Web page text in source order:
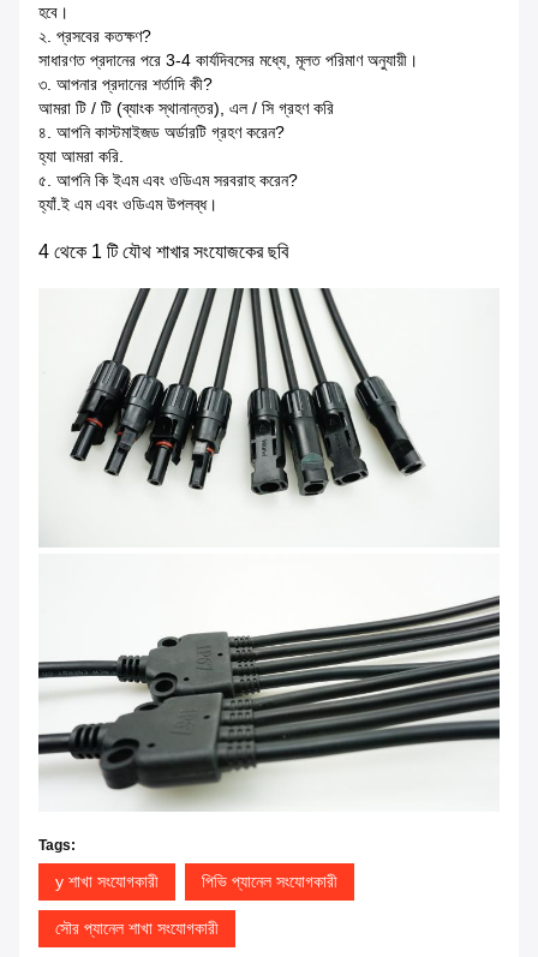
হবে।
২. প্রসবের কতক্ষণ?
সাধারণত প্রদানের পরে 3-4 কার্যদিবসের মধ্যে, মূলত পরিমাণ অনুযায়ী।
৩. আপনার প্রদানের শর্তাদি কী?
আমরা টি / টি (ব্যাংক স্থানান্তর), এল / সি গ্রহণ করি
৪. আপনি কাস্টমাইজড অর্ডারটি গ্রহণ করেন?
হ্যা আমরা করি.
৫. আপনি কি ইএম এবং ওডিএম সরবরাহ করেন?
হ্যাঁ.ই এম এবং ওডিএম উপলব্ধ।
4 থেকে 1 টি যৌথ শাখার সংযোজকের ছবি
Tags:
y শাখা সংযোগকারী পিভি প্যানেল সংযোগকারী
সৌর প্যানেল শাখা সংযোগকারী